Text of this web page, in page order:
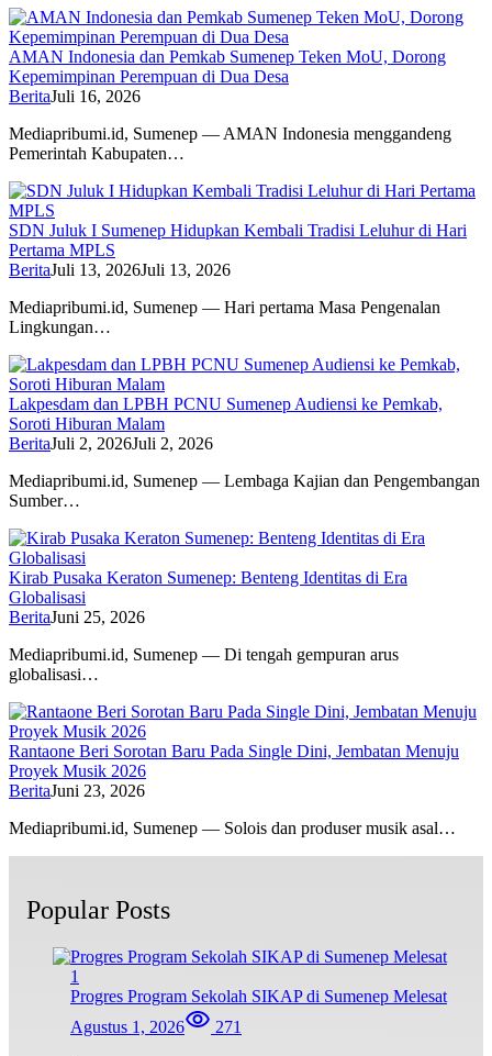
AMAN Indonesia dan Pemkab Sumenep Teken MoU, Dorong
Kepemimpinan Perempuan di Dua Desa
BeritaJuli 16, 2026
Mediapribumi.id, Sumenep — AMAN Indonesia menggandeng
Pemerintah Kabupaten…
SDN Juluk I Sumenep Hidupkan Kembali Tradisi Leluhur di Hari
Pertama MPLS
BeritaJuli 13, 2026Juli 13, 2026
Mediapribumi.id, Sumenep — Hari pertama Masa Pengenalan
Lingkungan…
Lakpesdam dan LPBH PCNU Sumenep Audiensi ke Pemkab,
Soroti Hiburan Malam
BeritaJuli 2, 2026Juli 2, 2026
Mediapribumi.id, Sumenep — Lembaga Kajian dan Pengembangan
Sumber…
Kirab Pusaka Keraton Sumenep: Benteng Identitas di Era
Globalisasi
BeritaJuni 25, 2026
Mediapribumi.id, Sumenep — Di tengah gempuran arus
globalisasi…
Rantaone Beri Sorotan Baru Pada Single Dini, Jembatan Menuju
Proyek Musik 2026
BeritaJuni 23, 2026
Mediapribumi.id, Sumenep — Solois dan produser musik asal…
Popular Posts
1
Progres Program Sekolah SIKAP di Sumenep Melesat
Agustus 1, 2026
271